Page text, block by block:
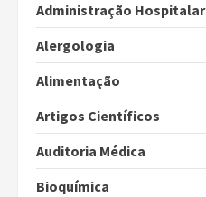
Administração Hospitalar
Alergologia
Alimentação
Artigos Científicos
Auditoria Médica
Bioquímica